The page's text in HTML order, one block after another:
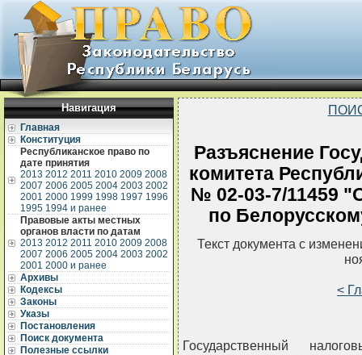
Навигация
Главная
Конституция
Республиканское право по
дате принятия
2013 2012 2011 2010 2009 2008
2007 2006 2005 2004 2003 2002
2001 2000 1999 1998 1997 1996
1995 1994 и ранее
Правовые акты местных
органов власти по датам
2013 2012 2011 2010 2009 2008
2007 2006 2005 2004 2003 2002
2001 2000 и ранее
Архивы
Кодексы
Законы
Указы
Постановления
Поиск документа
Полезные ссылки
Разъяснение
комитета
№ 02-03-7/11459
по
Текст документа с
<
Государственный